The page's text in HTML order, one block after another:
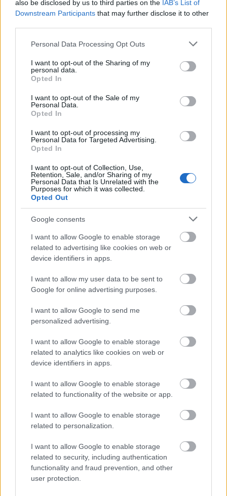
also be disclosed by us to third parties on the IAB’s List of
Downstream Participants that may further disclose it to other
Please note that this website/app uses one or more Google
not limited to your visit or usage behaviour. You may click to
grant or deny consent to Google and its third-party tags to
use your data for below specified purposes in below Google
consent section.
Personal Data Processing Opt Outs
I want to opt-out of the Sharing of my
personal data.
Opted In
I want to opt-out of the Sale of my
Personal Data.
Opted In
I want to opt-out of processing my
Personal Data for Targeted Advertising.
Opted In
I want to opt-out of Collection, Use,
Retention, Sale, and/or Sharing of my
Personal Data that Is Unrelated with the
Purposes for which it was collected.
Opted Out
Google consents
I want to allow Google to enable storage
related to advertising like cookies on web or
device identifiers in apps.
I want to allow my user data to be sent to
Google for online advertising purposes.
I want to allow Google to send me
personalized advertising.
I want to allow Google to enable storage
related to analytics like cookies on web or
device identifiers in apps.
I want to allow Google to enable storage
related to functionality of the website or app.
I want to allow Google to enable storage
related to personalization.
I want to allow Google to enable storage
related to security, including authentication
functionality and fraud prevention, and other
user protection.
Pár szó a testületi ülésről [236.]
2022. május 28.
döntést hoztunk, de számomra előterjesztőként és az
illetékes Városüzemeltetési Bizottság elnökeként is
legfontosabb, melyben két pályázatot hirdetünk
társasházak számára. Kis értékű támogatások…
178 millió egy csaló intézménynek
[202.]
2022. január 30.
178 milliót kap a kormánytól a fiktív mongol
diákokkal trükköző iskola. (HVG) Ez a hír nem arról
szól, hogy az állam csaló intézményeknek ad pénzt.
A rendszer szervezeti kultúrájának alapja a csalás és
a korrupció, a demokratikus működés lényege pedig
a szervezeti kultúrába illő cselekvések…